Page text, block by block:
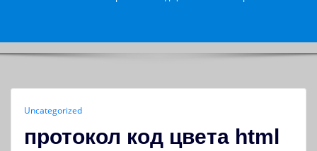
Uncategorized
протокол код цвета html